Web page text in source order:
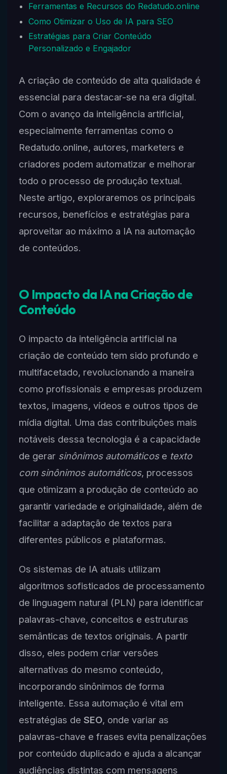
Ferramentas e Recursos do Redatudo.online
Como Otimizar o Uso de IA para SEO
Estratégias para Criar Conteúdo
Personalizado e Engajador
A criação de conteúdo de alta qualidade é
essencial para destacar-se na era digital.
Com o avanço da inteligência artificial,
especialmente ferramentas como o
Redatudo.online, autores, marketers e
criadores podem automatizar e melhorar
todo o processo de produção textual.
Neste artigo, exploraremos os principais
recursos, benefícios e estratégias para
aproveitar ao máximo a IA na automação
de conteúdos.
O Impacto da IA na Criação de
Conteúdo
O impacto da inteligência artificial na
criação de conteúdo tem sido profundo e
multifacetado, revolucionando a maneira
como profissionais e empresas produzem
textos, imagens, vídeos e outros tipos de
mídia digital. Uma das contribuições mais
notáveis dessa tecnologia é a capacidade
de gerar sinônimos automáticose texto
com sinônimos automáticos, processos
que otimizam a produção de conteúdo ao
garantir variedade e originalidade, além de
facilitar a adaptação de textos para
diferentes públicos e plataformas.
Os sistemas de IA atuais utilizam
algoritmos sofisticados de processamento
de linguagem natural (PLN) para identificar
palavras-chave, conceitos e estruturas
semânticas de textos originais. A partir
disso, eles podem criar versões
alternativas do mesmo conteúdo,
incorporando sinônimos de forma
inteligente. Essa automação é vital em
estratégias de SEO, onde variar as
palavras-chave e frases evita penalizações
por conteúdo duplicado e ajuda a alcançar
audiências distintas com mensagens